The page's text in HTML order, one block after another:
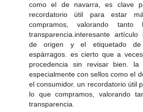
como el de navarra, es clave
recordatorio útil para estar
compramos, valorando
transparencia.interesante
de origen y el etiquetado de
espárragos. es cierto que a
procedencia sin revisar bien. la
especialmente con sellos como el
el consumidor. un recordatorio útil
lo que compramos, valorando
transparencia.